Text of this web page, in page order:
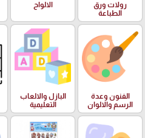
رولات ورق
الطباعة
الالواح
الفنون وعدة
الرسم والالوان
البازل والالعاب
التعليمية